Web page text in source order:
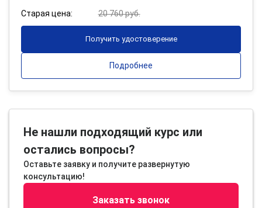
Старая цена: 20 760 руб.
Получить удостоверение
Подробнее
Не нашли подходящий курс или
остались вопросы?
Оставьте заявку и получите развернутую
консультацию!
Заказать звонок